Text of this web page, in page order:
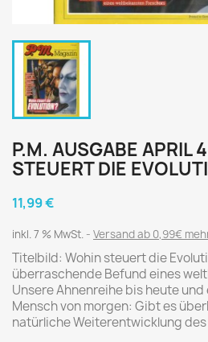
P.M. AUSGABE APRIL
STEUERT DIE
11,99 €
inkl. 7 % MwSt. Versand ab 0,99€
Titelbild: Wohin steuert die
überraschende Befund eines
Unsere Ahnenreihe bis heute
Mensch von morgen: Gibt es
natürliche Weiterentwicklung